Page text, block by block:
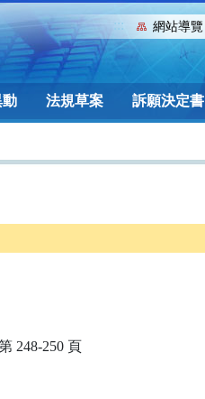
::: 網站導覽
動 法規草案 訴願決定書
248-250 頁